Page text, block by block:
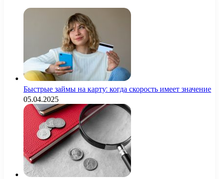
Быстрые займы на карту: когда скорость имеет значение
05.04.2025